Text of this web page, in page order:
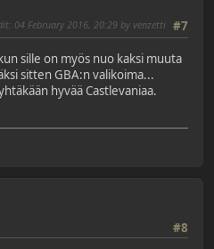
#7
: 04 February 2016, 20:29 by venzetti
sille on myös nuo kaksi muuta
sitten GBA:n valikoima...
hyvää Castlevaniaa.
#8